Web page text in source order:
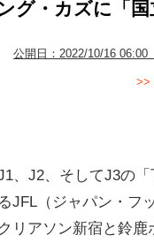
グ・カズに「
公開日： 2022/10/16 06:00
>>
、J2、そしてJ3の「
JFL（ジャパン・フ
リアソン新宿と鈴鹿